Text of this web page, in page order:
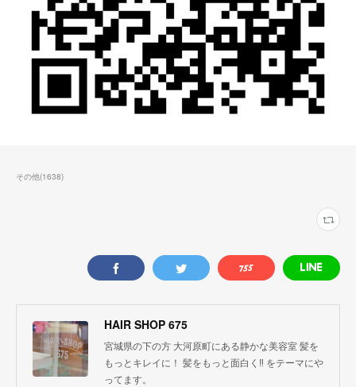
その他(1638)
HAIR SHOP 675
宮城県の下の方 大河原町にある静かな美容室 髪を
もっとキレイに！ 髪をもっと面白く‼︎ をテーマにや
ってます。